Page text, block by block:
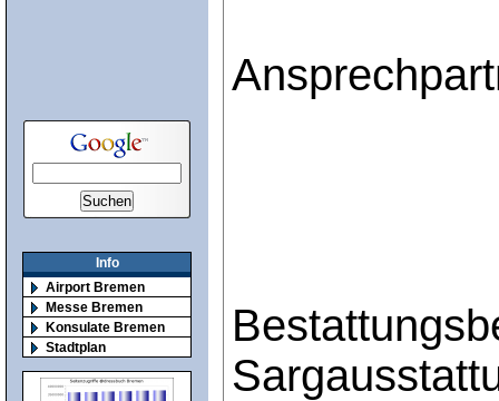
Info
Airport Bremen
Messe Bremen
Konsulate Bremen
Stadtplan